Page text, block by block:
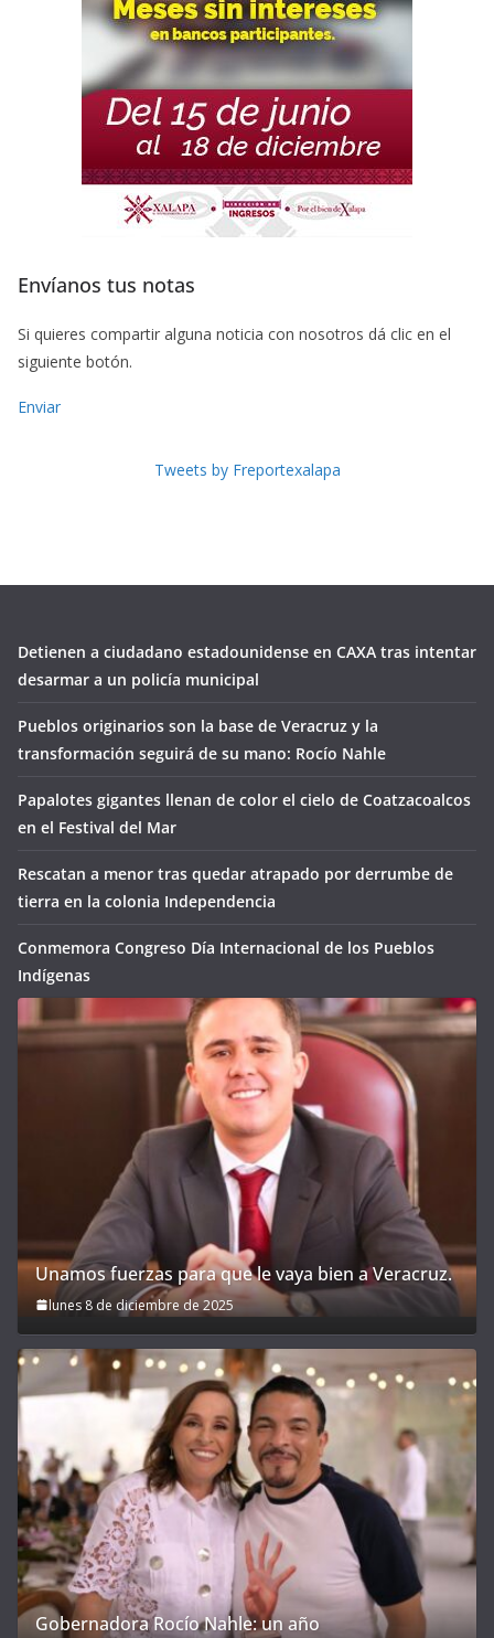
Envíanos tus notas
Si quieres compartir alguna noticia con nosotros dá clic en el
siguiente botón.
Enviar
Tweets by Freportexalapa
Detienen a ciudadano estadounidense en CAXA tras intentar
desarmar a un policía municipal
Pueblos originarios son la base de Veracruz y la
transformación seguirá de su mano: Rocío Nahle
Papalotes gigantes llenan de color el cielo de Coatzacoalcos
en el Festival del Mar
Rescatan a menor tras quedar atrapado por derrumbe de
tierra en la colonia Independencia
Conmemora Congreso Día Internacional de los Pueblos
Indígenas
Unamos fuerzas para que le vaya bien a Veracruz.
lunes 8 de diciembre de 2025
Gobernadora Rocío Nahle: un año